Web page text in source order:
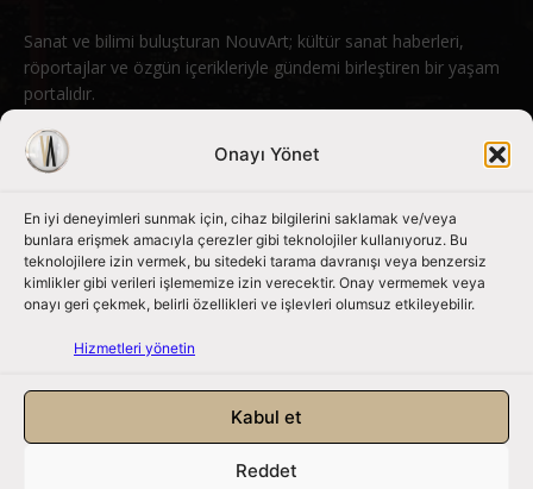
Onayı Yönet
En iyi deneyimleri sunmak için, cihaz bilgilerini saklamak ve/veya
bunlara erişmek amacıyla çerezler gibi teknolojiler kullanıyoruz. Bu
teknolojilere izin vermek, bu sitedeki tarama davranışı veya benzersiz
kimlikler gibi verileri işlememize izin verecektir. Onay vermemek veya
onayı geri çekmek, belirli özellikleri ve işlevleri olumsuz etkileyebilir.
Hizmetleri yönetin
Kabul et
Reddet
Sanat ve bilimi buluşturan NouvArt; kültür sanat haberleri,
röportajlar ve özgün içerikleriyle gündemi birleştiren bir yaşam
portalıdır.
Bizimle iletişime geçin: info@nouvart.net
Bizi Takip Edin